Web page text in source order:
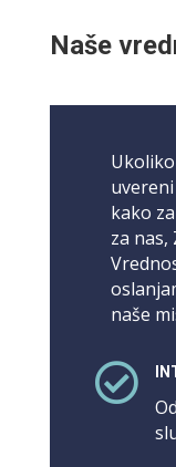
Naše
kako
za
naše
